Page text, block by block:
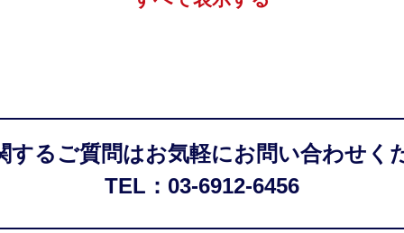
するご質問はお気軽にお問い合わせく
TEL：03-6912-6456